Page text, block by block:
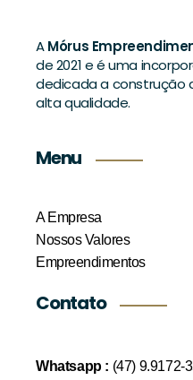
AMórus
de 2021 e é uma
dedicada a construção
alta qualidade.
Menu
A Empresa
Nossos Valores
Empreendimentos
Contato
Whatsapp : (47) 9.9172-